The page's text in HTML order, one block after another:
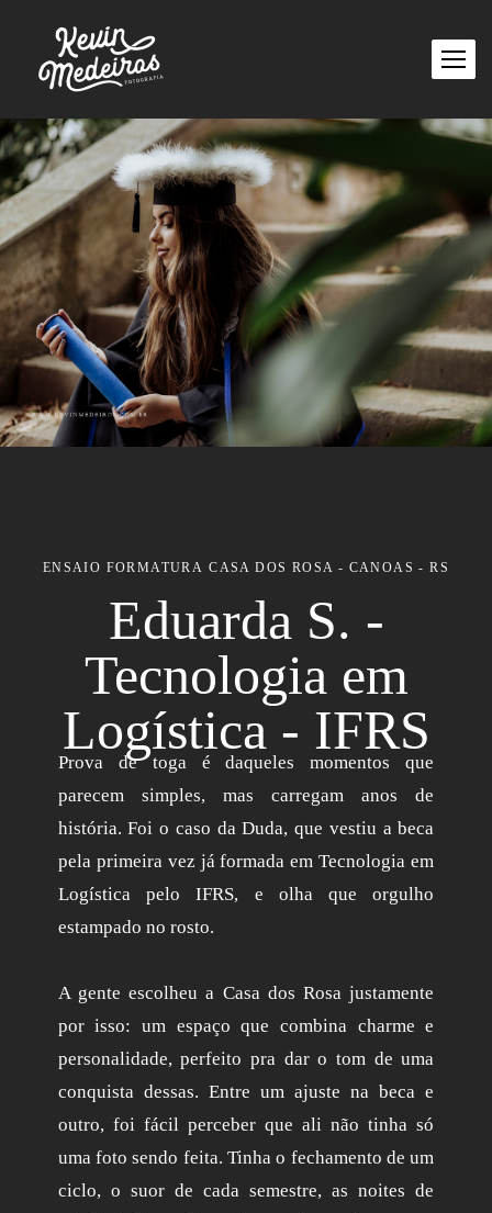
ENSAIO FORMATURA CASA DOS ROSA - CANOAS - RS
Eduarda S. -
Tecnologia em
Logística - IFRS
Prova de toga é daqueles momentos que
parecem simples, mas carregam anos de
história. Foi o caso da Duda, que vestiu a beca
pela primeira vez já formada em Tecnologia em
Logística pelo IFRS, e olha que orgulho
estampado no rosto.
A gente escolheu a Casa dos Rosa justamente
por isso: um espaço que combina charme e
personalidade, perfeito pra dar o tom de uma
conquista dessas. Entre um ajuste na beca e
outro, foi fácil perceber que ali não tinha só
uma foto sendo feita. Tinha o fechamento de um
ciclo, o suor de cada semestre, as noites de